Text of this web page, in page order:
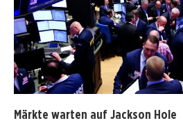
Märkte warten auf Jackson Hole